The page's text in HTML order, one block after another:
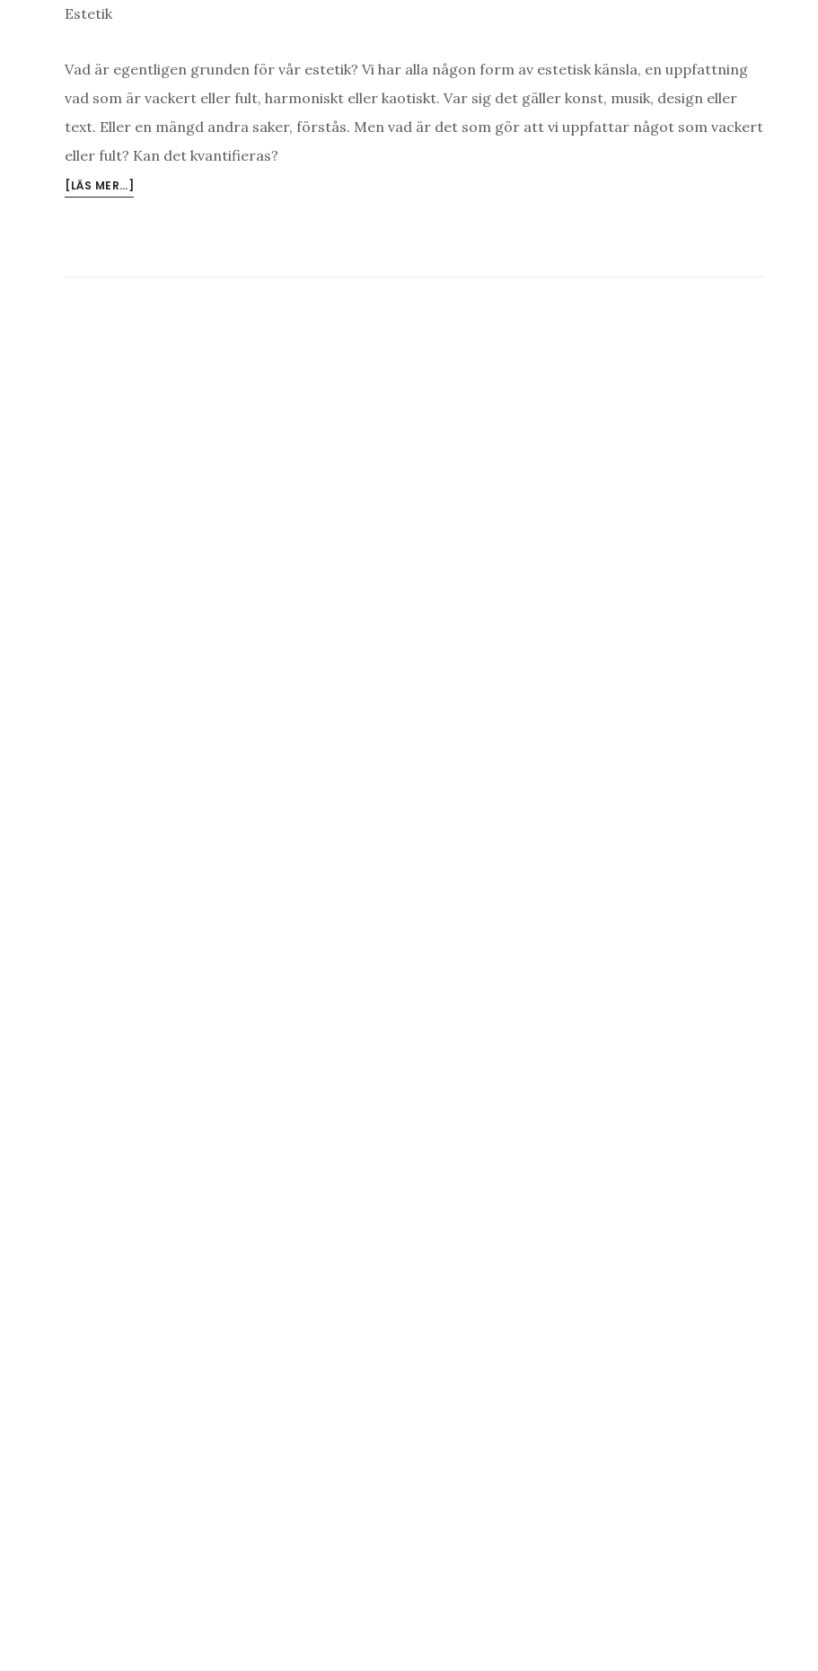
Estetik
Vad är egentligen grunden för vår estetik? Vi har alla någon form av estetisk känsla, en uppfattning
vad som är vackert eller fult, harmoniskt eller kaotiskt. Var sig det gäller konst, musik, design eller
text. Eller en mängd andra saker, förstås. Men vad är det som gör att vi uppfattar något som vackert
eller fult? Kan det kvantifieras?
[LÄS MER…]